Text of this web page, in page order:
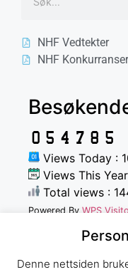
NHF Vedtekter
NHF
Views Today :
Views This
Total views :
Powered By WPS
Denne nettsiden